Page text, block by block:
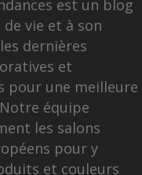
est un blog
vie et à son
dernières
et
pour une meilleure
équipe
les salons
pour y
et couleurs